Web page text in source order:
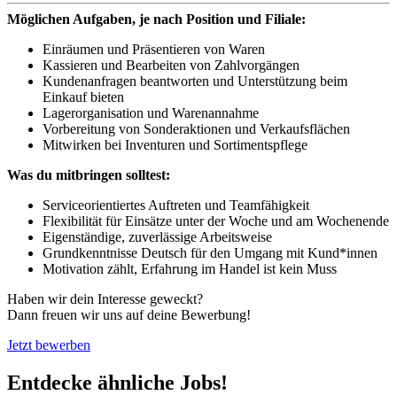
Möglichen Aufgaben, je nach Position und Filiale:
Einräumen und Präsentieren von Waren
Kassieren und Bearbeiten von Zahlvorgängen
Kundenanfragen beantworten und Unterstützung beim
Einkauf bieten
Lagerorganisation und Warenannahme
Vorbereitung von Sonderaktionen und Verkaufsflächen
Mitwirken bei Inventuren und Sortimentspflege
Was du mitbringen solltest:
Serviceorientiertes Auftreten und Teamfähigkeit
Flexibilität für Einsätze unter der Woche und am Wochenende
Eigenständige, zuverlässige Arbeitsweise
Grundkenntnisse Deutsch für den Umgang mit Kund*innen
Motivation zählt, Erfahrung im Handel ist kein Muss
Haben wir dein Interesse geweckt?
Dann freuen wir uns auf deine Bewerbung!
Jetzt bewerben
Entdecke ähnliche Jobs!